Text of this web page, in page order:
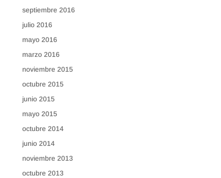
septiembre 2016
julio 2016
mayo 2016
marzo 2016
noviembre 2015
octubre 2015
junio 2015
mayo 2015
octubre 2014
junio 2014
noviembre 2013
octubre 2013